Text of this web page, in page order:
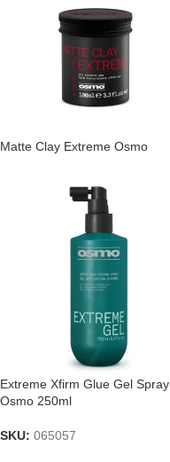
Matte Clay Extreme Osmo
Extreme Xfirm Glue Gel Spray
Osmo 250ml
SKU: 065057